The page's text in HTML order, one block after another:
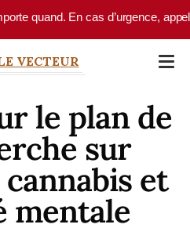
En cas d’urgence, appelez
VECTEUR
le plan de
sur
cannabis et
mentale